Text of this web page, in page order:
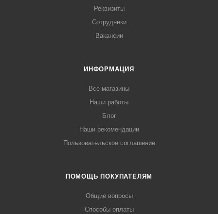
Реквизиты
Сотрудники
Вакансии
ИНФОРМАЦИЯ
Все магазины
Наши работы
Блог
Наши рекомендации
Пользовательское соглашение
ПОМОЩЬ ПОКУПАТЕЛЯМ
Общие вопросы
Способы оплаты